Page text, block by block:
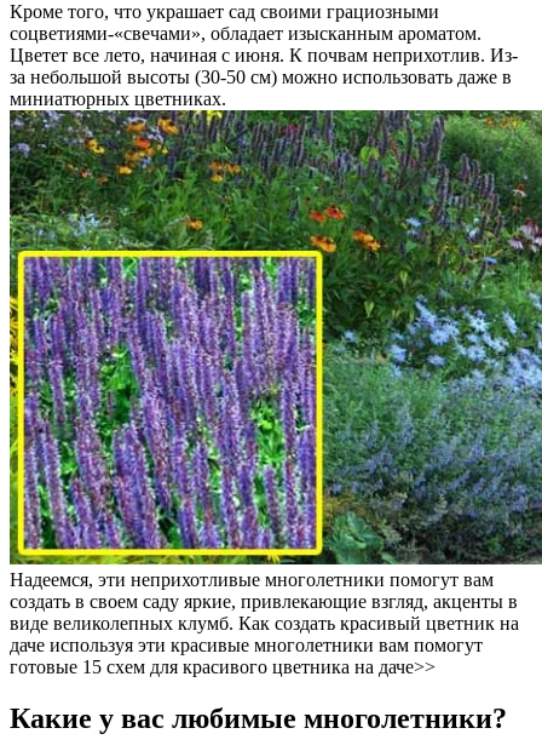
Кроме того, что украшает сад своими грациозными
соцветиями-«свечами», обладает изысканным ароматом.
Цветет все лето, начиная с июня. К почвам неприхотлив. Из-
за небольшой высоты (30-50 см) можно использовать даже в
миниатюрных цветниках.
Надеемся, эти неприхотливые многолетники помогут вам
создать в своем саду яркие, привлекающие взгляд, акценты в
виде великолепных клумб. Как создать красивый цветник на
даче используя эти красивые многолетники вам помогут
готовые 15 схем для красивого цветника на даче>>
Какие у вас любимые многолетники?